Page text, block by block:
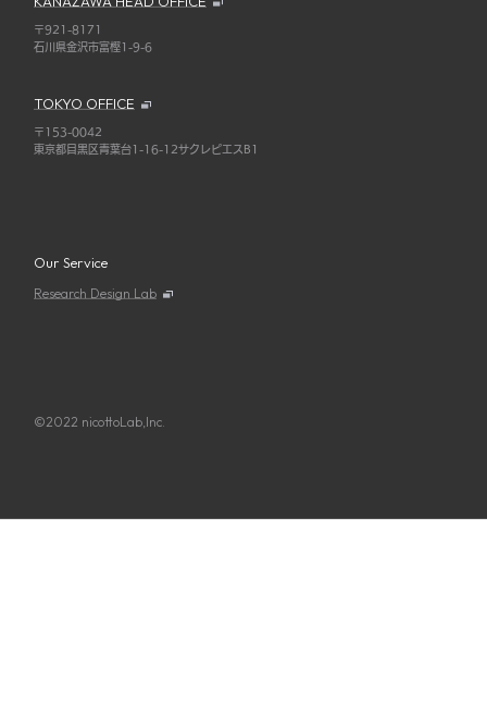
〒921-8171
石川県金沢市富樫1-9-6
TOKYO OFFICE
〒153-0042
東京都目黒区青葉台1-16-12サクレピエスB1
Our Service
Research Design Lab
©2022 nicottoLab,Inc.